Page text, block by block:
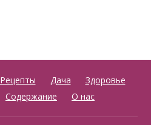
Рецепты Дача
Здоровье
Содержание О нас